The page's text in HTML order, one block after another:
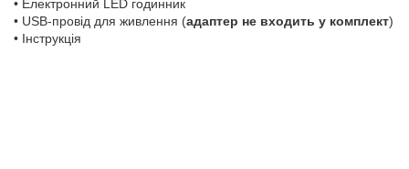
• Електронний LED годинник
• USB-провід для живлення (адаптер не входить у комплект)
• Інструкція